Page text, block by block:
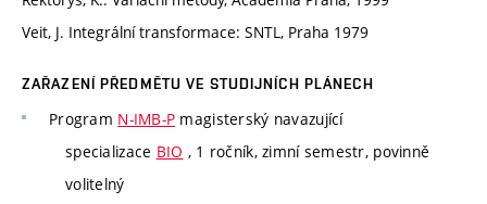
Veit, J. Integrální transformace: SNTL, Praha 1979
ZAŘAZENÍ PŘEDMĚTU VE STUDIJNÍCH PLÁNECH
Program N-IMB-P magisterský navazující
specializace BIO , 1 ročník, zimní semestr, povinně
volitelný